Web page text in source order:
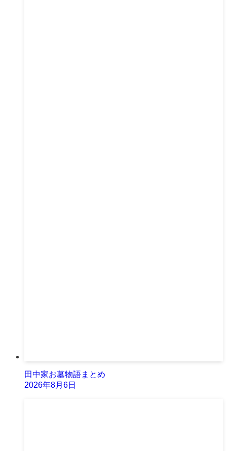
田中家お墓物語まとめ
2026年8月6日